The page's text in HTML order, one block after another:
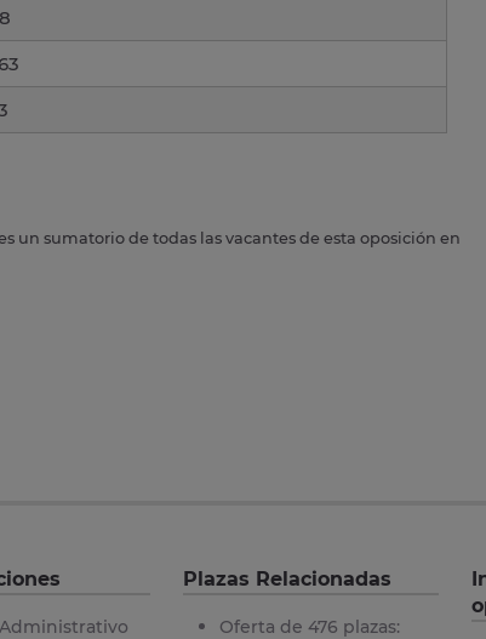
un sumatorio de todas las vacantes de esta oposición en
Plazas Relacionadas
Oferta de 476 plazas: